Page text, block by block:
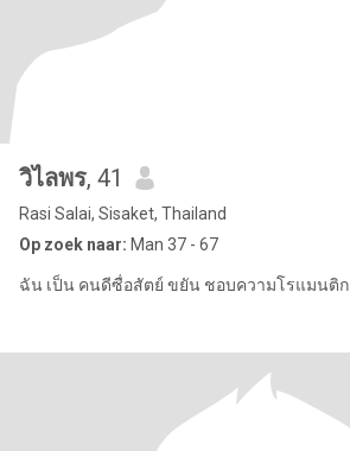
วิไลพร, 41
Rasi Salai, Sisaket, Thailand
Op zoek naar: Man 37 - 67
ฉัน เป็น คนดีซื่อสัตย์ ขยัน ชอบความโรแมนติก